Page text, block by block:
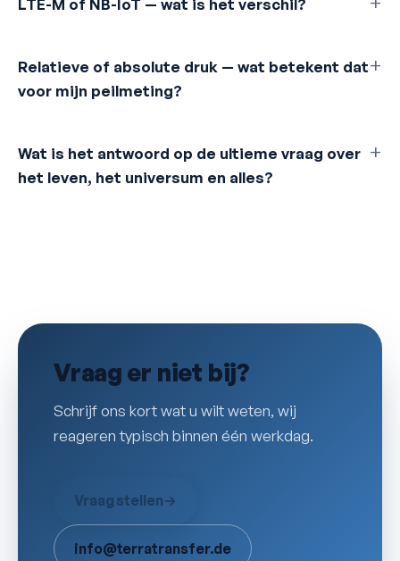
LTE-M of NB-IoT — wat is het verschil?
Relatieve of absolute druk — wat betekent dat
voor mijn peilmeting?
Wat is het antwoord op de ultieme vraag over
het leven, het universum en alles?
Vraag er niet bij?
Schrijf ons kort wat u wilt weten, wij
reageren typisch binnen één werkdag.
Vraag stellen→
info@terratransfer.de